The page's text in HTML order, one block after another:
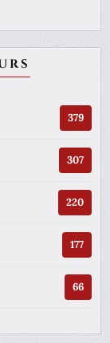
379
307
220
177
66